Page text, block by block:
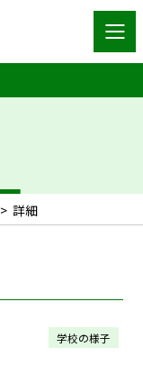
> 詳細
学校の様子